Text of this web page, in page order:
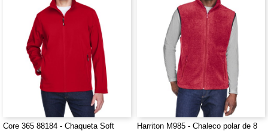
Core 365 88184 - Chaqueta Soft
Harriton M985 - Chaleco polar de 8